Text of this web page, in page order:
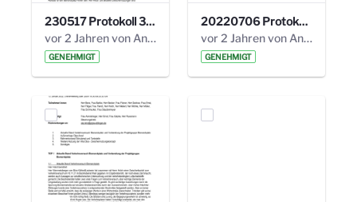
230517 Protokoll 35. Steuerungskreis.pdf
vor 2 Jahren von Anni Schlumberger
GENEHMIGT
20220706 Protokoll 33. Steuerungskreis.pdf
vor 2 Jahren von Anni Schlumberger
GENEHMIGT